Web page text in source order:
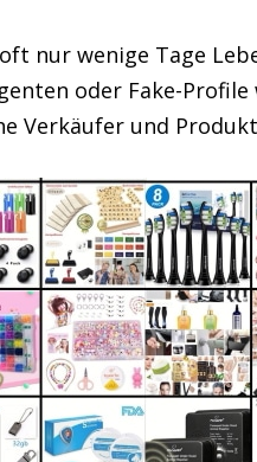
nur wenige Tage
oder Fake-
Verkäufer und